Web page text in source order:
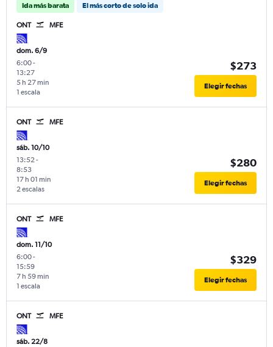
Ida más barata El más corto de solo ida
ONT MFE
dom. 6/9
6:00-
13:27
1 escala
5 h 27 min
$273
Elegir fechas
ONT MFE
sáb. 10/10
13:52-
8:53
2 escalas
17 h 01 min
$280
Elegir fechas
ONT MFE
dom. 11/10
6:00-
15:59
1 escala
7 h 59 min
$329
Elegir fechas
ONT MFE
sáb. 22/8